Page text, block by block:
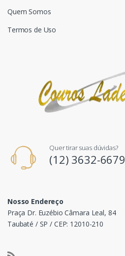
Quem Somos
Termos de Uso
Quer tirar suas dúvidas?
(12) 3632-6679
Nosso Endereço
Praça Dr. Euzébio Câmara Leal, 84
Taubaté / SP / CEP: 12010-210